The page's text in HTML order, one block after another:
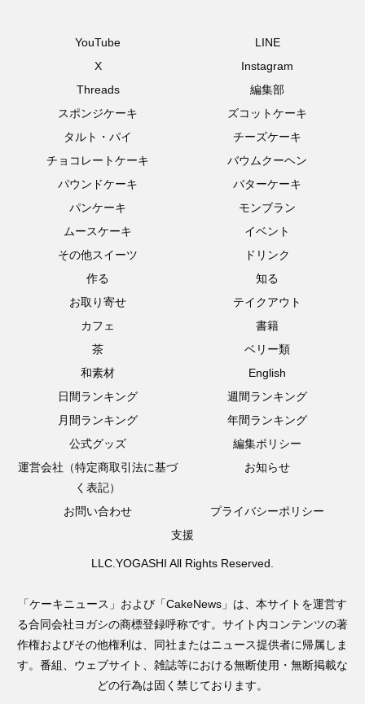
YouTube
LINE
X
Instagram
Threads
編集部
スポンジケーキ
ズコットケーキ
タルト・パイ
チーズケーキ
チョコレートケーキ
バウムクーヘン
パウンドケーキ
バターケーキ
パンケーキ
モンブラン
ムースケーキ
イベント
その他スイーツ
ドリンク
作る
知る
お取り寄せ
テイクアウト
カフェ
書籍
茶
ベリー類
和素材
English
日間ランキング
週間ランキング
月間ランキング
年間ランキング
公式グッズ
編集ポリシー
運営会社（特定商取引法に基づ
く表記）
お知らせ
お問い合わせ
プライバシーポリシー
支援
LLC.YOGASHI All Rights Reserved.
「ケーキニュース」および「CakeNews」は、本サイトを運営す
る合同会社ヨガシの商標登録呼称です。サイト内コンテンツの著
作権およびその他権利は、同社またはニュース提供者に帰属しま
す。番組、ウェブサイト、雑誌等における無断使用・無断掲載な
どの行為は固く禁じております。